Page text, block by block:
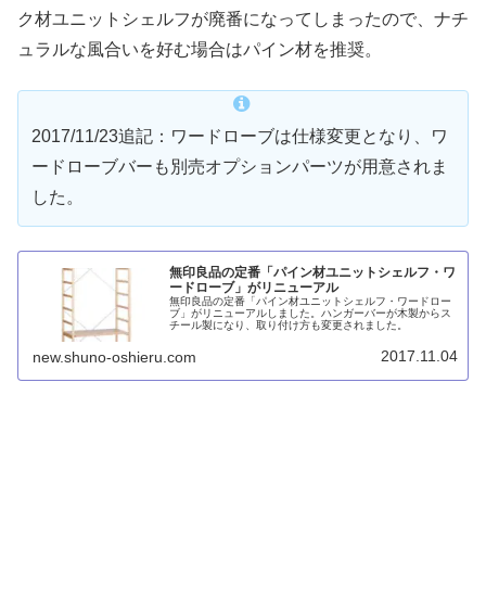
ク材ユニットシェルフが廃番になってしまったので、ナチ
ュラルな風合いを好む場合はパイン材を推奨。
2017/11/23追記：ワードローブは仕様変更となり、ワ
ードローブバーも別売オプションパーツが用意されま
した。
無印良品の定番「パイン材ユニットシェルフ・ワ
ードローブ」がリニューアル
無印良品の定番「パイン材ユニットシェルフ・ワードロー
ブ」がリニューアルしました。ハンガーバーが木製からス
チール製になり、取り付け方も変更されました。
new.shuno-oshieru.com 2017.11.04